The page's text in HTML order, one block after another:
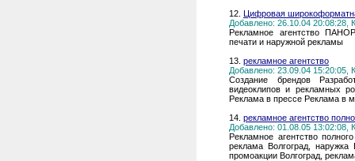
12. Цифровая
Добавлено: 26.10.04 20:08:28,
Рекламное агентство
печати и наружной рекламы
13. рекламное агентство
Добавлено: 23.09.04 15:20:05,
Создание брендов
видеоклипов и рекламных
Реклама в прессе Реклама в
14. рекламное агентство
Добавлено: 01.08.05 13:02:08,
Рекламное агентство
реклама Волгоград, наружка
промоакции Волгоград,